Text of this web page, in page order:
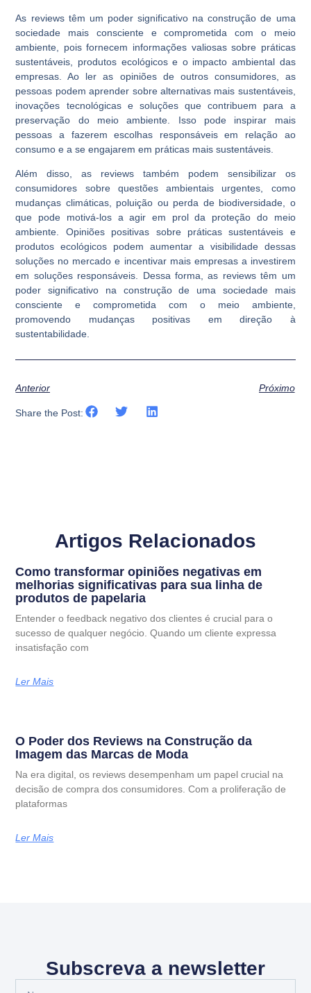
As reviews têm um poder significativo na construção de uma
sociedade mais consciente e comprometida com o meio
ambiente, pois fornecem informações valiosas sobre práticas
sustentáveis, produtos ecológicos e o impacto ambiental das
empresas. Ao ler as opiniões de outros consumidores, as
pessoas podem aprender sobre alternativas mais sustentáveis,
inovações tecnológicas e soluções que contribuem para a
preservação do meio ambiente. Isso pode inspirar mais
pessoas a fazerem escolhas responsáveis em relação ao
consumo e a se engajarem em práticas mais sustentáveis.
Além disso, as reviews também podem sensibilizar os
consumidores sobre questões ambientais urgentes, como
mudanças climáticas, poluição ou perda de biodiversidade, o
que pode motivá-los a agir em prol da proteção do meio
ambiente. Opiniões positivas sobre práticas sustentáveis e
produtos ecológicos podem aumentar a visibilidade dessas
soluções no mercado e incentivar mais empresas a investirem
em soluções responsáveis. Dessa forma, as reviews têm um
poder significativo na construção de uma sociedade mais
consciente e comprometida com o meio ambiente,
promovendo mudanças positivas em direção à
sustentabilidade.
Anterior Próximo
Share the Post:
Artigos Relacionados
Como transformar opiniões negativas em
melhorias significativas para sua linha de
produtos de papelaria
Entender o feedback negativo dos clientes é crucial para o
sucesso de qualquer negócio. Quando um cliente expressa
insatisfação com
Ler Mais
O Poder dos Reviews na Construção da
Imagem das Marcas de Moda
Na era digital, os reviews desempenham um papel crucial na
decisão de compra dos consumidores. Com a proliferação de
plataformas
Ler Mais
Subscreva a newsletter